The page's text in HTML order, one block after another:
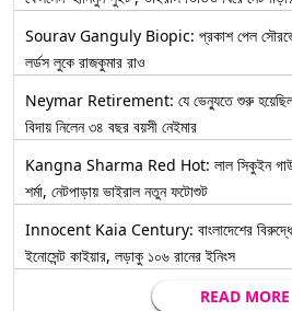
Sourav Ganguly Biopic: প্রকাশ পেল সৌরভের
লর্ডস লুকে রাজকুমার রাও
Neymar Retirement: যে ভেন্যুতে শুরু হয়েছিল
বিদায় নিলেন ৩৪ বছর বয়সী নেইমার
Kangna Sharma Red Hot: লাল সিকুইন গাউনে
শর্মা, নেটপাড়ায় ভাইরাল নতুন ফটোশুট
Innocent Kaia Century: বাংলাদেশের বিরুদ্ধে
ইনোসেন্ট কাইয়ার, লড়াকু ১০৬ রানের ইনিংস
READ MORE